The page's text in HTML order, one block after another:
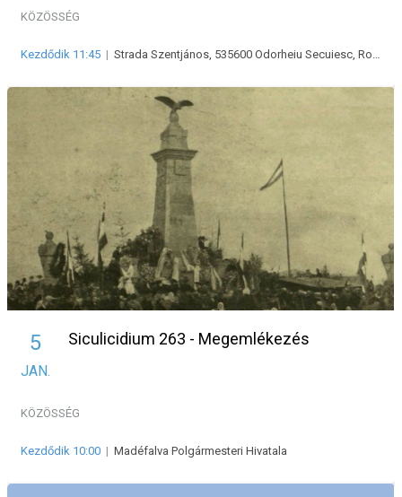
KÖZÖSSÉG
Kezdődik 11:45 | Strada Szentjános, 535600 Odorheiu Secuiesc, Románia
5
JAN.
Siculicidium 263 - Megemlékezés
KÖZÖSSÉG
Kezdődik 10:00 | Madéfalva Polgármesteri Hivatala